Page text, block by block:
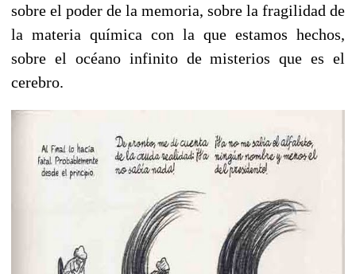
sobre el poder de la memoria, sobre la fragilidad de
la materia química con la que estamos hechos,
sobre el océano infinito de misterios que es el
cerebro.